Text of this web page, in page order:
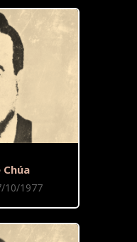
10/1977